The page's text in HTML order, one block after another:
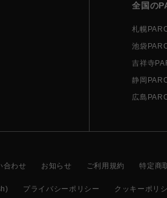
全国の
札幌
池袋
吉祥寺
静岡
広島
合わせ お知らせ ご利用規約 特定商
プライバシーポリシー クッキーポリ